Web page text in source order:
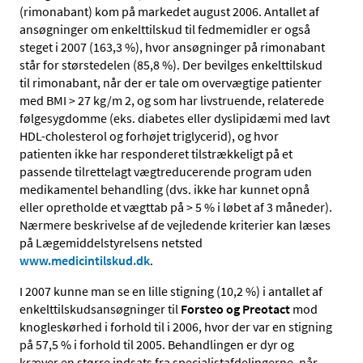
(rimonabant) kom på markedet august 2006. Antallet af
ansøgninger om enkelttilskud til fedmemidler er også
steget i 2007 (163,3 %), hvor ansøgninger på rimonabant
står for størstedelen (85,8 %). Der bevilges enkelttilskud
til rimonabant, når der er tale om overvægtige patienter
med BMI > 27 kg/m 2, og som har livstruende, relaterede
følgesygdomme (eks. diabetes eller dyslipidæmi med lavt
HDL-cholesterol og forhøjet triglycerid), og hvor
patienten ikke har responderet tilstrækkeligt på et
passende tilrettelagt vægtreducerende program uden
medikamentel behandling (dvs. ikke har kunnet opnå
eller opretholde et vægttab på > 5 % i løbet af 3 måneder).
Nærmere beskrivelse af de vejledende kriterier kan læses
på Lægemiddelstyrelsens netsted
www.medicintilskud.dk.
I 2007 kunne man se en lille stigning (10,2 %) i antallet af
enkelttilskudsansøgninger til Forsteo og Preotact mod
knogleskørhed i forhold til i 2006, hvor der var en stigning
på 57,5 % i forhold til 2005. Behandlingen er dyr og